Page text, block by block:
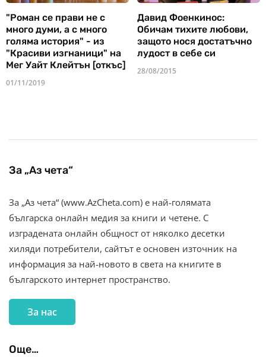
"Роман се прави не с
много думи, а с много
голяма история" - из
"Красиви изгнаници" на
Мег Уайт Клейтън [откъс]
01/11/2019
Давид Фоенкинос:
Обичам тихите любови,
защото нося достатъчно
лудост в себе си
28/08/2015
За „Аз чета“
За „Аз чета“ (www.AzCheta.com) е най-голямата
българска онлайн медия за книги и четене. С
изградената онлайн общност от няколко десетки
хиляди потребители, сайтът е основен източник на
информация за най-новото в света на книгите в
българското интернет пространство.
За нас
Още…